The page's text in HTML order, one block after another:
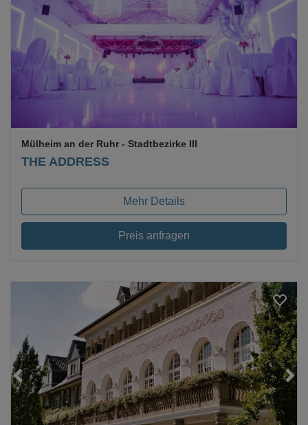
THE ADDRESS
Mülheim an der Ruhr - Stadtbezirke III
Mehr Details
Preis anfragen